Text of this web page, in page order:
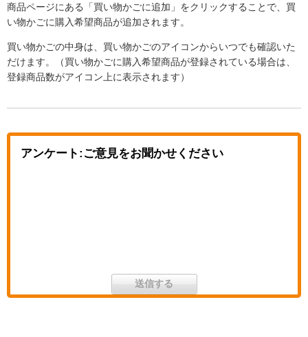
商品ページにある「買い物かごに追加」をクリックすることで、買
い物かごに購入希望商品が追加されます。
買い物かごの中身は、買い物かごのアイコンからいつでも確認いた
だけます。（買い物かごに購入希望商品が登録されている場合は、
登録商品数がアイコン上に表示されます）
アンケート:ご意見をお聞かせください